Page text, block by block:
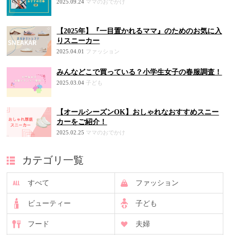
2025.09.24 ママのおでかけ
【2025年】『一目置かれるママ』のためのお気に入
りスニーカー
2025.04.01 ファッション
みんなどこで買っている？小学生女子の春服調査！
2025.03.04 子ども
【オールシーズンOK】おしゃれなおすすめスニー
カーをご紹介！
2025.02.25 ママのおでかけ
カテゴリ一覧
すべて ファッション
ビューティー 子ども
フード 夫婦